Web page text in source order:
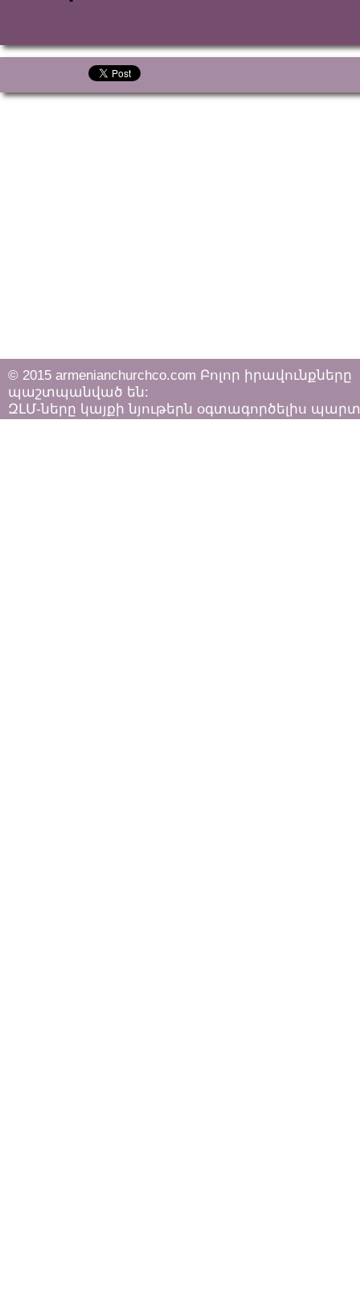
© 2015 armenianchurchco.com Բոլոր իրավունքները
պաշտպանված են:
ԶԼՄ-ները կայքի նյութերն օգտագործելիս